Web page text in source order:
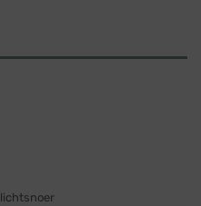
lichtsnoer